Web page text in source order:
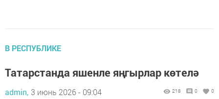
В РЕСПУБЛИКЕ
Татарстанда яшенле яңгырлар көтелә
admin, 3 июнь 2026 - 09:04 218 0 0